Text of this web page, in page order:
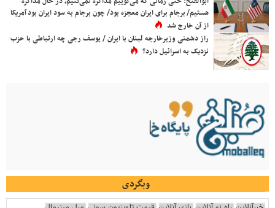
هستیم/ برجام برای ایران معجزه بود/ چون برجام به سود ایران بود آمریکا
از آن خارج شد
راز دشمنی وزیرخارجه لبنان با ایران / یوسف رجی چه ارتباطی با حزب
نزدیک به اسرائیل دارد؟
وبگردی